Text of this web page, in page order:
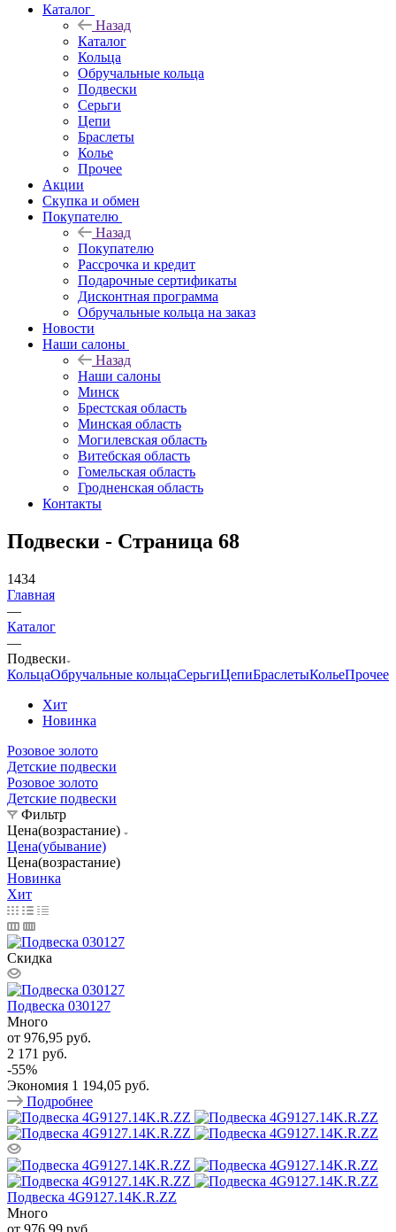
Каталог
Назад
Каталог
Кольца
Обручальные кольца
Подвески
Серьги
Цепи
Браслеты
Колье
Прочее
Акции
Скупка и обмен
Покупателю
Назад
Покупателю
Рассрочка и кредит
Подарочные сертификаты
Дисконтная программа
Обручальные кольца на заказ
Новости
Наши салоны
Назад
Наши салоны
Минск
Брестская область
Минская область
Могилевская область
Витебская область
Гомельская область
Гродненская область
Контакты
Подвески - Страница 68
1434
Главная
—
Каталог
—
Подвески
КольцаОбручальные кольцаСерьгиЦепиБраслетыКольеПрочее
Хит
Новинка
Розовое золото
Детские подвески
Розовое золото
Детские подвески
Фильтр
Цена(возрастание)
Цена(убывание)
Цена(возрастание)
Новинка
Хит
Скидка
Подвеска 030127
Много
от 976,95 руб.
2 171 руб.
-55%
Экономия 1 194,05 руб.
Подробнее
Подвеска 4G9127.14K.R.ZZ
Много
от 976,99 руб.